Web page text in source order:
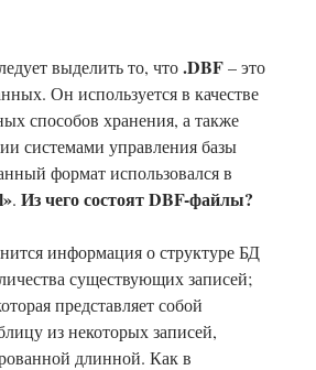
выделить то, что.DBF– это
Он используется в качестве
способов хранения, а также
системами управления базы
формат использовался в
. Из чего состоят DBF-файлы?
информация о структуре БД
существующих записей;
представляет собой
из некоторых записей,
длинной. Как в